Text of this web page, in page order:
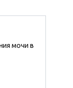
мочи в